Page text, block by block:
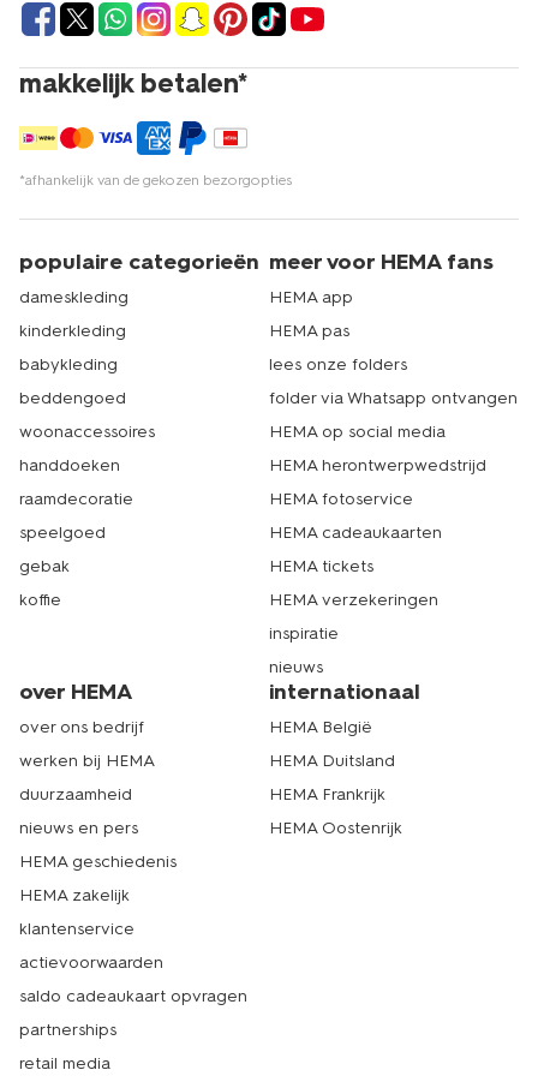
makkelijk betalen*
*afhankelijk van de gekozen bezorgopties
populaire categorieën
dameskleding
kinderkleding
babykleding
beddengoed
woonaccessoires
handdoeken
raamdecoratie
speelgoed
gebak
koffie
meer voor HEMA fans
HEMA app
HEMA pas
lees onze folders
folder via Whatsapp ontvangen
HEMA op social media
HEMA herontwerpwedstrijd
HEMA fotoservice
HEMA cadeaukaarten
HEMA tickets
HEMA verzekeringen
inspiratie
nieuws
over HEMA
over ons bedrijf
werken bij HEMA
duurzaamheid
nieuws en pers
HEMA geschiedenis
HEMA zakelijk
klantenservice
actievoorwaarden
saldo cadeaukaart opvragen
partnerships
retail media
internationaal
HEMA België
HEMA Duitsland
HEMA Frankrijk
HEMA Oostenrijk